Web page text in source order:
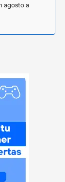
agosto a